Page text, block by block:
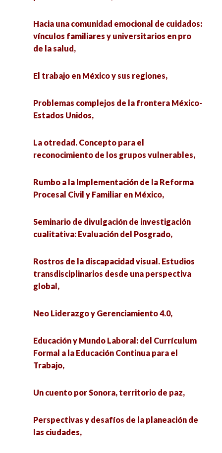
Hacia una comunidad emocional de cuidados:
vínculos familiares y universitarios en pro
de la salud,
El trabajo en México y sus regiones,
Problemas complejos de la frontera México-
Estados Unidos,
La otredad. Concepto para el
reconocimiento de los grupos vulnerables,
Rumbo a la Implementación de la Reforma
Procesal Civil y Familiar en México,
Seminario de divulgación de investigación
cualitativa: Evaluación del Posgrado,
Rostros de la discapacidad visual. Estudios
transdisciplinarios desde una perspectiva
global,
Neo Liderazgo y Gerenciamiento 4.0,
Educación y Mundo Laboral: del Currículum
Formal a la Educación Continua para el
Trabajo,
Un cuento por Sonora, territorio de paz,
Perspectivas y desafíos de la planeación de
las ciudades,